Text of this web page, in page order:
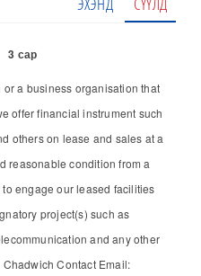
3 сар
a business organisation that
offer financial instrument such
others on lease and sales at a
reasonable condition from a
engage our leased facilities
project(s) such as
and any other
Contact Email: